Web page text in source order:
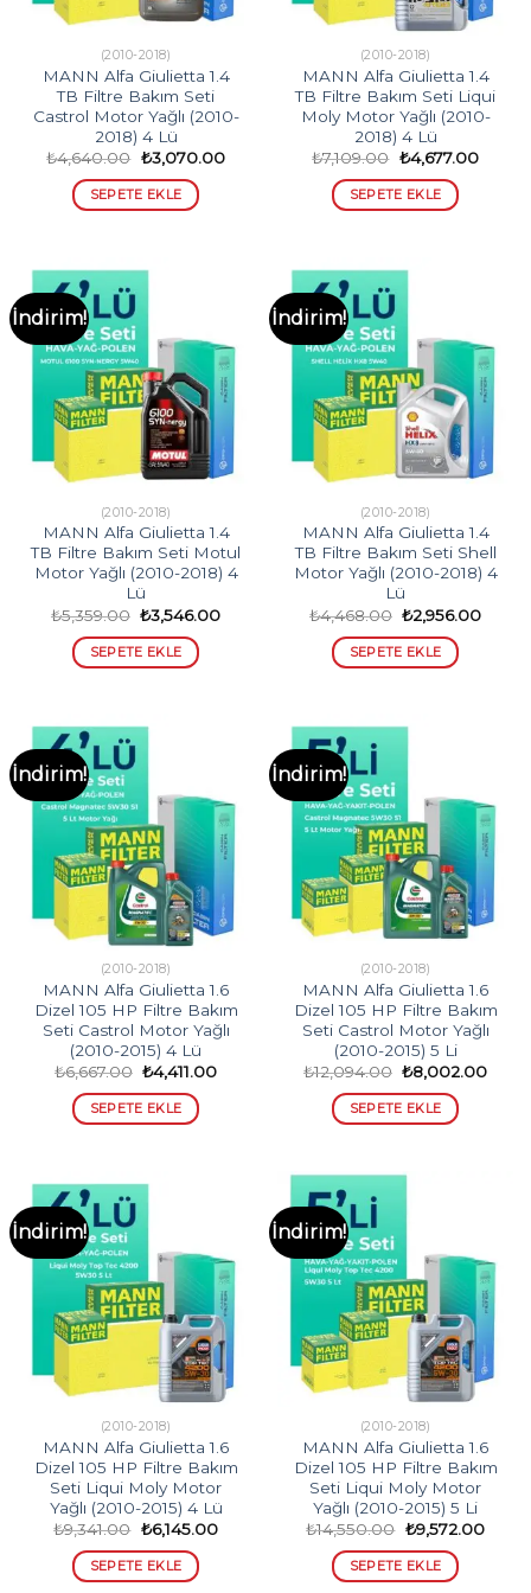
(2010-2018)
MANN Alfa Giulietta 1.4
TB Filtre Bakım Seti
Castrol Motor Yağlı (2010-
2018) 4 Lü
₺4,640.00 Orijinal
fiyat:
₺4,640.00.
₺3,070.00Şu
SEPETE EKLE
(2010-2018)
MANN Alfa Giulietta 1.4
TB Filtre Bakım Seti Liqui
Moly Motor Yağlı (2010-
2018) 4 Lü
₺7,109.00 Orijinal
fiyat:
₺7,109.00.
₺4,677.00Şu
SEPETE EKLE
İndirim!
(2010-2018)
MANN Alfa Giulietta 1.4
TB Filtre Bakım Seti Motul
Motor Yağlı (2010-2018) 4
Lü
₺5,359.00 Orijinal
fiyat:
₺5,359.00.
₺3,546.00Şu
SEPETE EKLE
İndirim!
(2010-2018)
MANN Alfa Giulietta 1.4
TB Filtre Bakım Seti Shell
Motor Yağlı (2010-2018) 4
Lü
₺4,468.00 Orijinal
fiyat:
₺4,468.00.
₺2,956.00Şu
SEPETE EKLE
İndirim!
(2010-2018)
MANN Alfa Giulietta 1.6
Dizel 105 HP Filtre Bakım
Seti Castrol Motor Yağlı
(2010-2015) 4 Lü
₺6,667.00 Orijinal
fiyat:
₺6,667.00.
₺4,411.00Şu
SEPETE EKLE
İndirim!
(2010-2018)
MANN Alfa Giulietta 1.6
Dizel 105 HP Filtre Bakım
Seti Castrol Motor Yağlı
(2010-2015) 5 Li
₺12,094.00 Orijinal
fiyat:
₺12,094.00.
₺8,002.00Şu
SEPETE EKLE
İndirim!
(2010-2018)
MANN Alfa Giulietta 1.6
Dizel 105 HP Filtre Bakım
Seti Liqui Moly Motor
Yağlı (2010-2015) 4 Lü
₺9,341.00 Orijinal
fiyat:
₺9,341.00.
₺6,145.00Şu
SEPETE EKLE
İndirim!
(2010-2018)
MANN Alfa Giulietta 1.6
Dizel 105 HP Filtre Bakım
Seti Liqui Moly Motor
Yağlı (2010-2015) 5 Li
₺14,550.00 Orijinal
fiyat:
₺14,550.00.
₺9,572.00Şu
SEPETE EKLE